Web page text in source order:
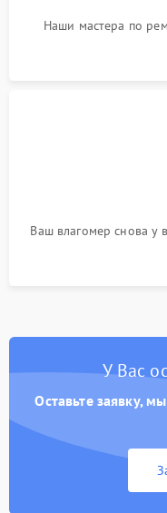
Наши мастера по
Ваш влагомер снова у
У Вас
Оставьте заявку,